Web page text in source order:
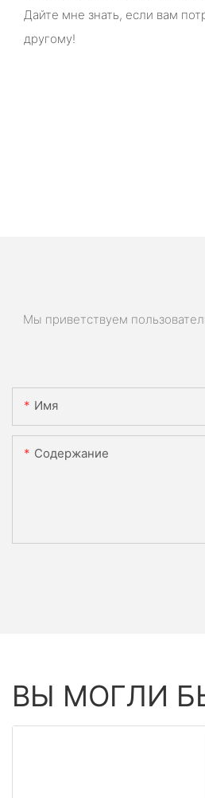
Дайте мне знать, если вам
другому!
Мы приветствуем
Имя
Содержание
ВЫ МОГЛИ